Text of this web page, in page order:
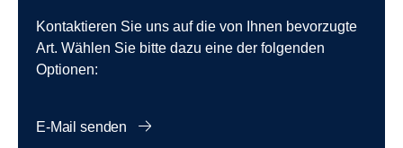
Kontaktieren Sie uns auf die von Ihnen bevorzugte
Art. Wählen Sie bitte dazu eine der folgenden
Optionen:
E-Mail senden